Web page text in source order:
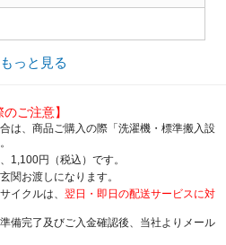
もっと見る
ご注意】
は、商品ご購入の際「洗濯機・標準搬入設
1,100円（税込）です。
関お渡しになります。
イクルは、 翌日・即日の配送サービスに対
備完了及びご入金確認後、当社よりメール